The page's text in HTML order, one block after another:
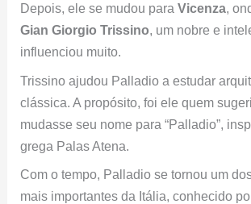
Depois, ele se mudou paraVicenza,
Gian Giorgio Trissino, um nobre e
influenciou muito.
Trissino ajudou Palladio a estudar
clássica. A propósito, foi ele quem
mudasse seu nome para “Palladio”,
grega Palas Atena.
Com o tempo, Palladio se tornou um
mais importantes da Itália, conhecido